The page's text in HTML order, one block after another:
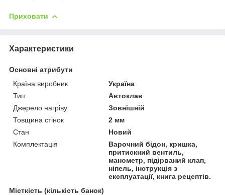
Приховати
Характеристики
Основні атрибути
Країна виробник
Україна
Тип
Автоклав
Джерело нагріву
Зовнішній
Товщина стінок
2 мм
Стан
Новий
Комплектація
Варочний бідон, кришка,
притискний вентиль,
манометр, підірваний клап,
ніпель, інструкція з
експлуатації, книга рецептів.
Місткість (кількість банок)